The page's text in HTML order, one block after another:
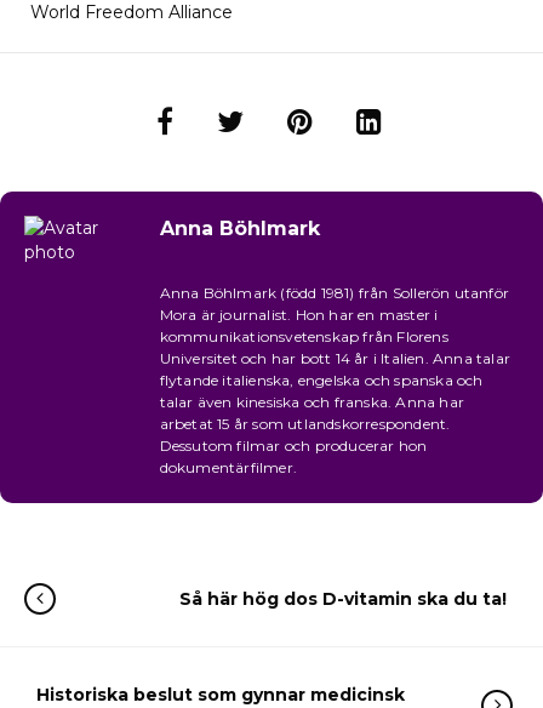
World Freedom Alliance
Anna Böhlmark
Anna Böhlmark (född 1981) från Sollerön utanför
Mora är journalist. Hon har en master i
kommunikationsvetenskap från Florens
Universitet och har bott 14 år i Italien. Anna talar
flytande italienska, engelska och spanska och
talar även kinesiska och franska. Anna har
arbetat 15 år som utlandskorrespondent.
Dessutom filmar och producerar hon
dokumentärfilmer.
Så här hög dos D-vitamin ska du ta!
Historiska beslut som gynnar medicinsk